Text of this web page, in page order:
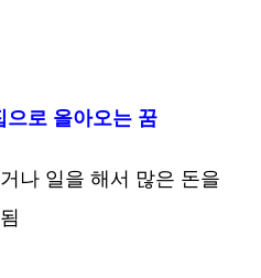
으로 올아오는 꿈
나 일을 해서 많은 돈을